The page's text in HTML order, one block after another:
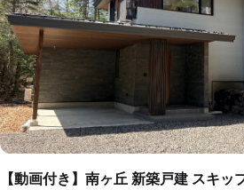
【動画付き】南ヶ丘 新築戸建 スキッ